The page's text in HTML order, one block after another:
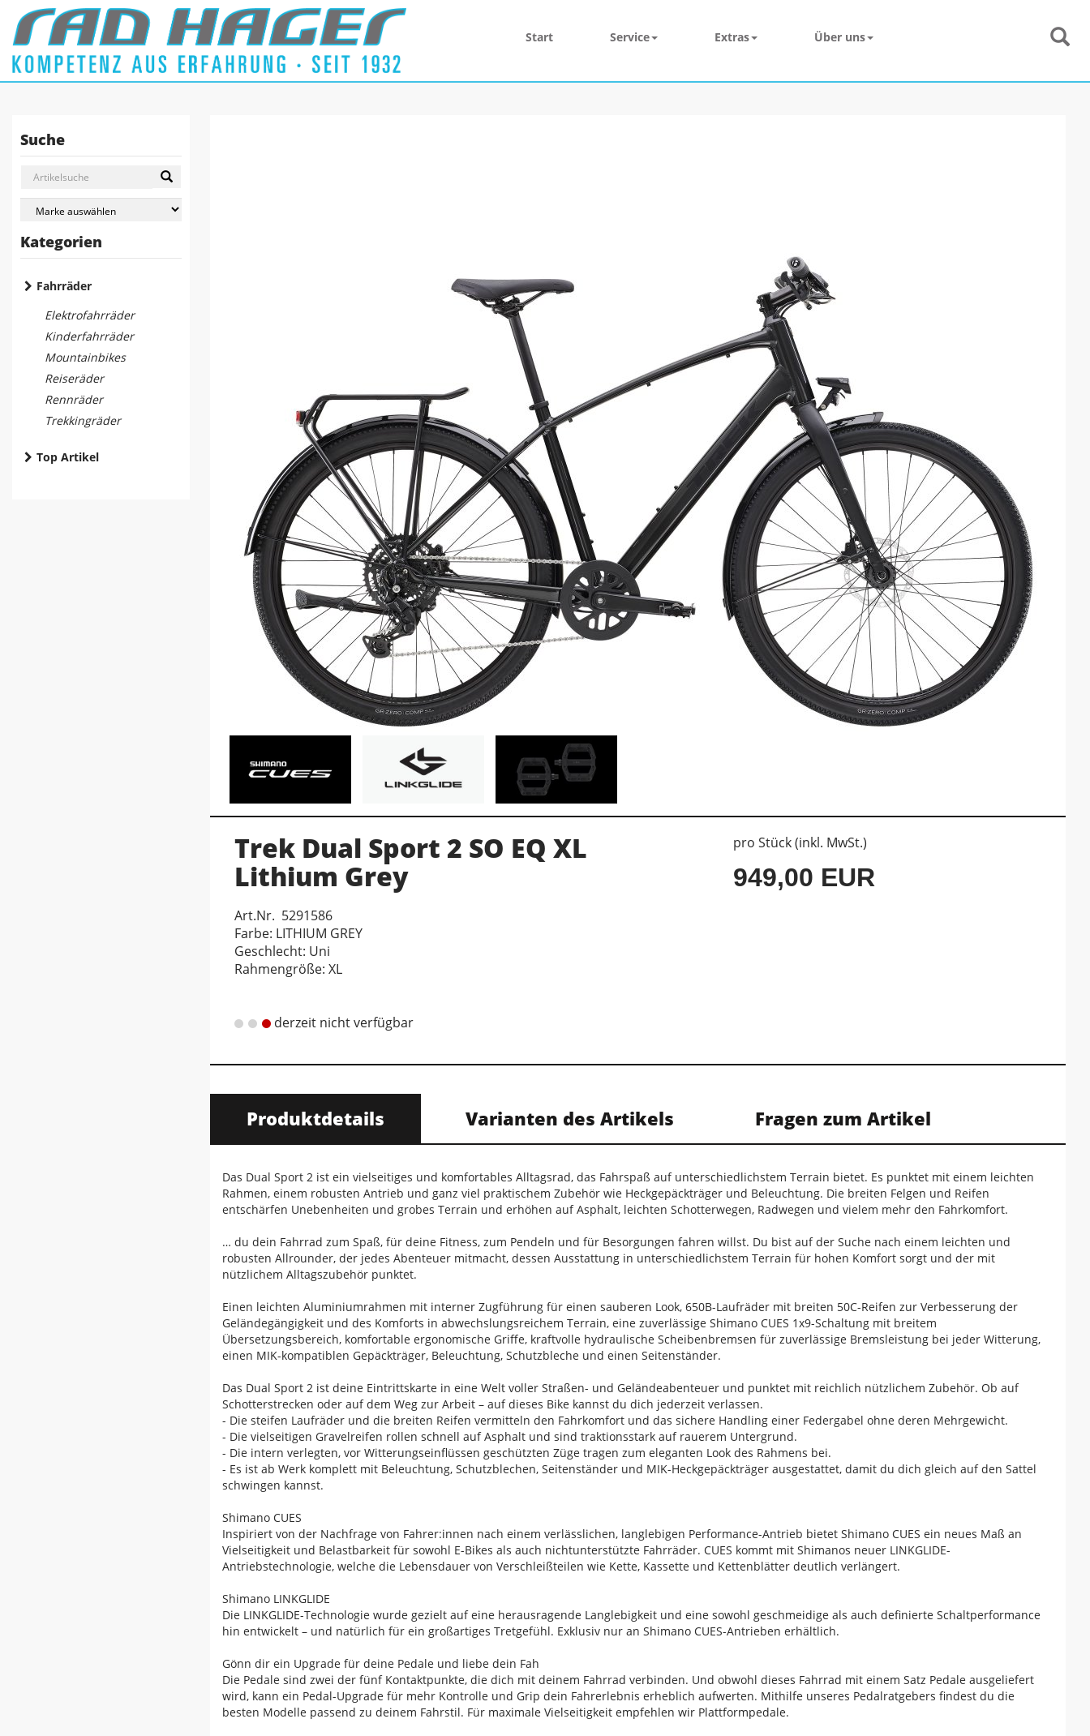
Start Service Extras Über uns
Suche
Kategorien
Fahrräder
Elektrofahrräder
Kinderfahrräder
Mountainbikes
Reiseräder
Rennräder
Trekkingräder
Top Artikel
Trek Dual Sport 2 SO EQ XL
Lithium Grey
Art.Nr. 5291586
Farbe: LITHIUM GREY
Geschlecht: Uni
Rahmengröße: XL
derzeit nicht verfügbar
pro Stück (inkl. MwSt.)
949,00 EUR
Produktdetails Varianten des Artikels Fragen zum Artikel
Das Dual Sport 2 ist ein vielseitiges und komfortables Alltagsrad, das Fahrspaß auf unterschiedlichstem Terrain bietet. Es punktet mit einem leichten
Rahmen, einem robusten Antrieb und ganz viel praktischem Zubehör wie Heckgepäckträger und Beleuchtung. Die breiten Felgen und Reifen
entschärfen Unebenheiten und grobes Terrain und erhöhen auf Asphalt, leichten Schotterwegen, Radwegen und vielem mehr den Fahrkomfort.
… du dein Fahrrad zum Spaß, für deine Fitness, zum Pendeln und für Besorgungen fahren willst. Du bist auf der Suche nach einem leichten und
robusten Allrounder, der jedes Abenteuer mitmacht, dessen Ausstattung in unterschiedlichstem Terrain für hohen Komfort sorgt und der mit
nützlichem Alltagszubehör punktet.
Einen leichten Aluminiumrahmen mit interner Zugführung für einen sauberen Look, 650B-Laufräder mit breiten 50C-Reifen zur Verbesserung der
Geländegängigkeit und des Komforts in abwechslungsreichem Terrain, eine zuverlässige Shimano CUES 1x9-Schaltung mit breitem
Übersetzungsbereich, komfortable ergonomische Griffe, kraftvolle hydraulische Scheibenbremsen für zuverlässige Bremsleistung bei jeder Witterung,
einen MIK-kompatiblen Gepäckträger, Beleuchtung, Schutzbleche und einen Seitenständer.
Das Dual Sport 2 ist deine Eintrittskarte in eine Welt voller Straßen- und Geländeabenteuer und punktet mit reichlich nützlichem Zubehör. Ob auf
Schotterstrecken oder auf dem Weg zur Arbeit – auf dieses Bike kannst du dich jederzeit verlassen.
- Die steifen Laufräder und die breiten Reifen vermitteln den Fahrkomfort und das sichere Handling einer Federgabel ohne deren Mehrgewicht.
- Die vielseitigen Gravelreifen rollen schnell auf Asphalt und sind traktionsstark auf rauerem Untergrund.
- Die intern verlegten, vor Witterungseinflüssen geschützten Züge tragen zum eleganten Look des Rahmens bei.
- Es ist ab Werk komplett mit Beleuchtung, Schutzblechen, Seitenständer und MIK-Heckgepäckträger ausgestattet, damit du dich gleich auf den Sattel
schwingen kannst.
Shimano CUES
Inspiriert von der Nachfrage von Fahrer:innen nach einem verlässlichen, langlebigen Performance-Antrieb bietet Shimano CUES ein neues Maß an
Vielseitigkeit und Belastbarkeit für sowohl E-Bikes als auch nichtunterstützte Fahrräder. CUES kommt mit Shimanos neuer LINKGLIDE-
Antriebstechnologie, welche die Lebensdauer von Verschleißteilen wie Kette, Kassette und Kettenblätter deutlich verlängert.
Shimano LINKGLIDE
Die LINKGLIDE-Technologie wurde gezielt auf eine herausragende Langlebigkeit und eine sowohl geschmeidige als auch definierte Schaltperformance
hin entwickelt – und natürlich für ein großartiges Tretgefühl. Exklusiv nur an Shimano CUES-Antrieben erhältlich.
Gönn dir ein Upgrade für deine Pedale und liebe dein Fah
Die Pedale sind zwei der fünf Kontaktpunkte, die dich mit deinem Fahrrad verbinden. Und obwohl dieses Fahrrad mit einem Satz Pedale ausgeliefert
wird, kann ein Pedal-Upgrade für mehr Kontrolle und Grip dein Fahrerlebnis erheblich aufwerten. Mithilfe unseres Pedalratgebers findest du die
besten Modelle passend zu deinem Fahrstil. Für maximale Vielseitigkeit empfehlen wir Plattformpedale.